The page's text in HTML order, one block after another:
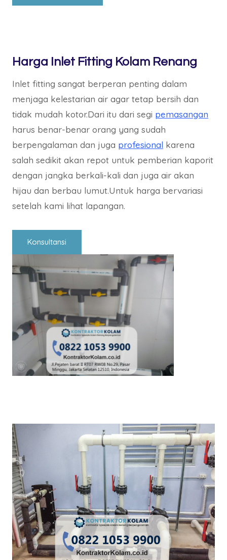
Harga Inlet Fitting Kolam Renang
Inlet fitting sangat berperan penting dalam
menjaga kelestarian air agar tetap bersih dan
tidak mudah kotor.Dari itu dari segi pemasangan
harus benar-benar orang yang sudah
berpengalaman dan juga profesional karena
salah sedikit akan repot untuk pemberian kaporit
dengan jangka berkali-kali dan juga air akan
hijau dan berbau lumut.Untuk harga bervariasi
setelah kami lihat lapangan.
Konsultansi